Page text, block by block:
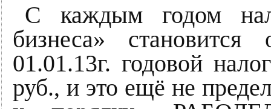
С каждым годом
бизнеса»
01.01.13г. годовой
руб., и это ещё не